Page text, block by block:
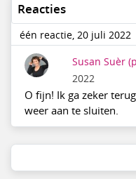
Reacties
één reactie, 20 juli 2022
Susan Suèr
2022
O fijn! Ik ga zeker
weer aan te sluiten.